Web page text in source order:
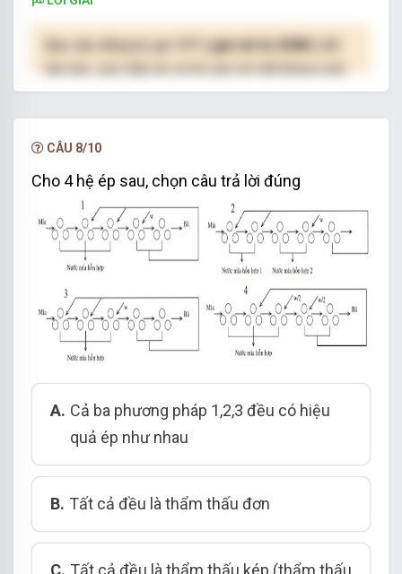
( giá chỉ từ 250K )
hạn.
CÂU 8/10
Cho 4 hệ ép sau, chọn câu trả lời đúng
A. Cả ba phương pháp 1,2,3 đều có hiệu
quả ép như nhau
B. Tất cả đều là thẩm thấu đơn
C. Tất cả đều là thẩm thấu kép (thẩm thấu